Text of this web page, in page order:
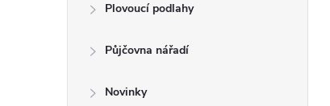
Plovoucí podlahy
Půjčovna nářadí
Novinky